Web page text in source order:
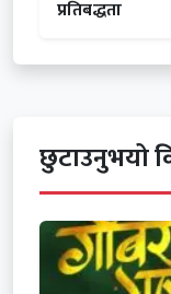
प्रतिबद्धता
छुटाउनुभयो